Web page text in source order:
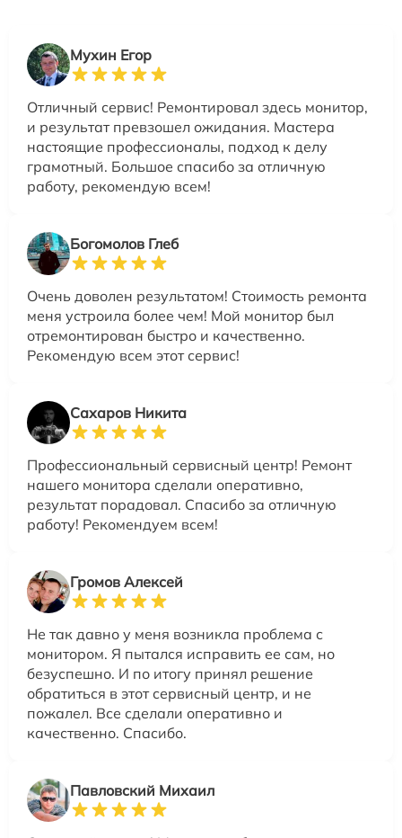
Мухин Егор
Отличный сервис! Ремонтировал здесь монитор,
и результат превзошел ожидания. Мастера
настоящие профессионалы, подход к делу
грамотный. Большое спасибо за отличную
работу, рекомендую всем!
Богомолов Глеб
Очень доволен результатом! Стоимость ремонта
меня устроила более чем! Мой монитор был
отремонтирован быстро и качественно.
Рекомендую всем этот сервис!
Сахаров Никита
Профессиональный сервисный центр! Ремонт
нашего монитора сделали оперативно,
результат порадовал. Спасибо за отличную
работу! Рекомендуем всем!
Громов Алексей
Не так давно у меня возникла проблема с
монитором. Я пытался исправить ее сам, но
безуспешно. И по итогу принял решение
обратиться в этот сервисный центр, и не
пожалел. Все сделали оперативно и
качественно. Спасибо.
Павловский Михаил